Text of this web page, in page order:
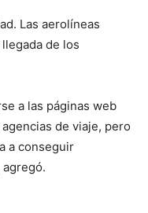
Las aerolíneas
de los
a las páginas web
de viaje, pero
a conseguir